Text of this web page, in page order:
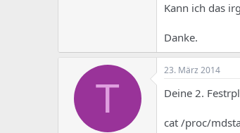
Kann ich das
Danke.
T
23. März 2014
Deine 2.
cat /proc/